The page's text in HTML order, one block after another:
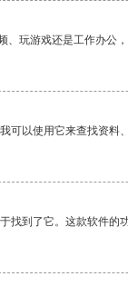
玩游戏还是工作办公
以使用它来查找资料
找到了它。这款软件的